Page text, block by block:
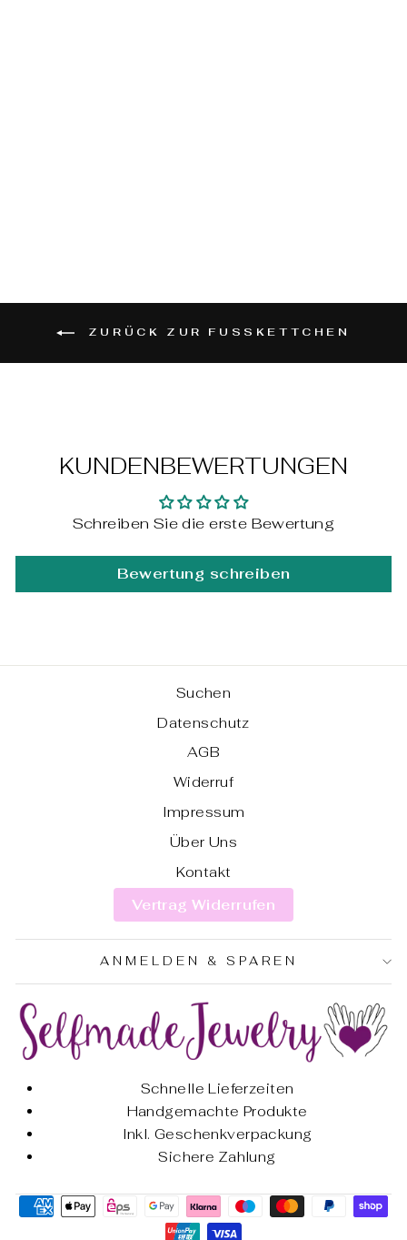
ZURÜCK ZUR FUSSKETTCHEN
KUNDENBEWERTUNGEN
Schreiben Sie die erste Bewertung
Bewertung schreiben
Suchen
Datenschutz
AGB
Widerruf
Impressum
Über Uns
Kontakt
Vertrag Widerrufen
ANMELDEN & SPAREN
Schnelle Lieferzeiten
Handgemachte Produkte
Inkl. Geschenkverpackung
Sichere Zahlung